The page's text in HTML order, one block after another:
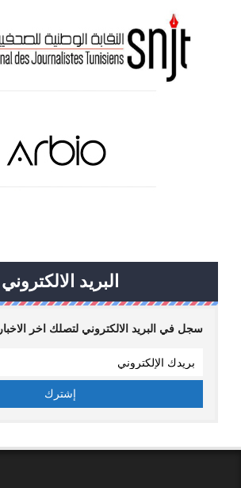
البريد الالكتروني
سجل في البريد الالكتروني لتصلك اخر الاخبار